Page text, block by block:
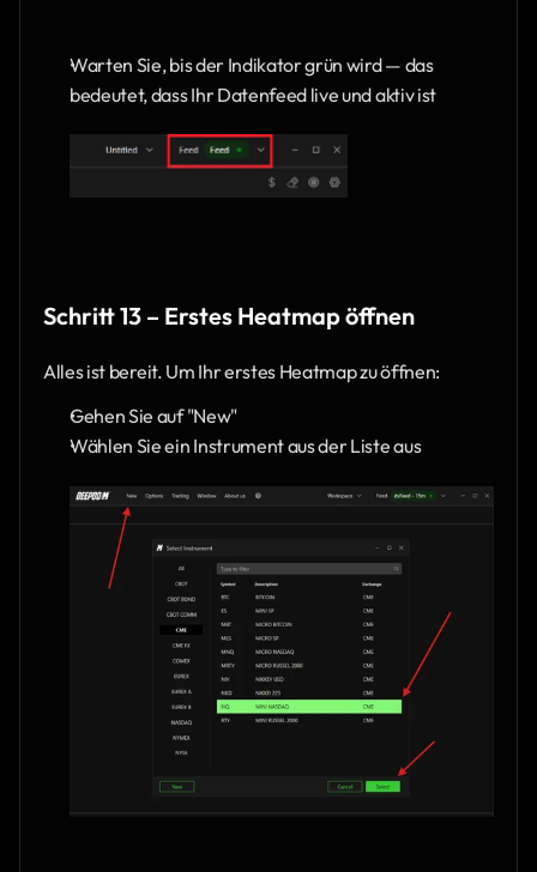
Warten Sie, bis der Indikator grün wird — das
bedeutet, dass Ihr Datenfeed live und aktiv ist
Schritt 13 – Erstes Heatmap öffnen
Alles ist bereit. Um Ihr erstes Heatmap zu öffnen:
Gehen Sie auf "New"
Wählen Sie ein Instrument aus der Liste aus